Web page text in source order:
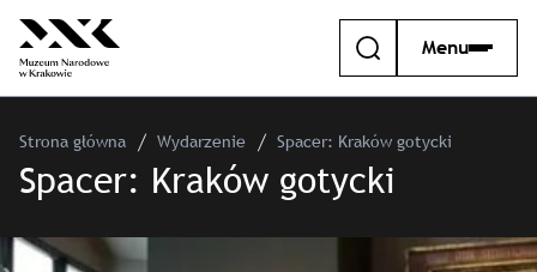
Menu
Strona główna Wydarzenie Spacer: Kraków gotycki
Spacer: Kraków gotycki